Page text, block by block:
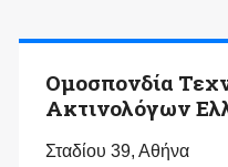
Ομοσπονδία
Ακτινολόγων
Σταδίου 39, Αθήνα